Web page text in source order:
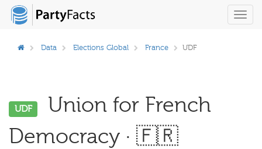
Data Elections Global France UDF
UDF
Union for French
Democracy · 🇫🇷